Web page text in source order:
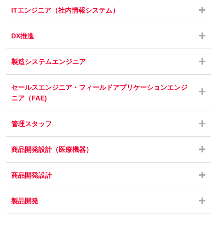
ITエンジニア（社内情報システム）
DX推進
製造システムエンジニア
セールスエンジニア・フィールドアプリケーションエンジ
ニア（FAE)
管理スタッフ
商品開発設計（医療機器）
商品開発設計
製品開発